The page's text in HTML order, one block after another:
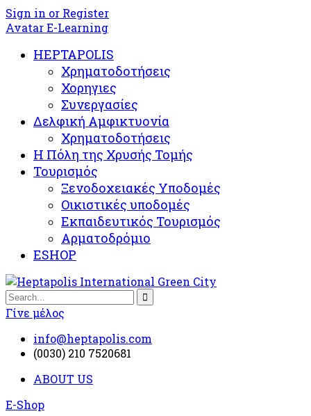
Sign in or Register
Avatar E-Learning
HEPTAPOLIS
Χρηματοδοτήσεις
Χορηγιες
Συνεργασίες
Δελφική Αμφικτυονία
Χρηματοδοτήσεις
Η Πόλη της Χρυσής Τομής
Τουρισμός
Ξενοδοχειακές Υποδομές​
Oικιστικές υποδομές
Εκπαιδευτικός Τουρισμός
Αρματοδρόμιο
ESHOP
Γίνε μέλος
info@heptapolis.com
(0030) 210 7520681
ABOUT US
E-Shop